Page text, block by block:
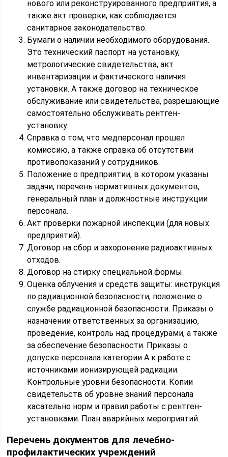
нового или реконструированного предприятия, а
также акт проверки, как соблюдается
санитарное законодательство.
Бумаги о наличии необходимого оборудования.
Это технический паспорт на установку,
метрологические свидетельства, акт
инвентаризации и фактического наличия
установки. А также договор на техническое
обслуживание или свидетельства, разрешающие
самостоятельно обслуживать рентген-
установку.
Справка о том, что медперсонал прошел
комиссию, а также справка об отсутствии
противопоказаний у сотрудников.
Положение о предприятии, в котором указаны
задачи, перечень нормативных документов,
генеральный план и должностные инструкции
персонала.
Акт проверки пожарной инспекции (для новых
предприятий).
Договор на сбор и захоронение радиоактивных
отходов.
Договор на стирку специальной формы.
Оценка облучения и средств защиты: инструкция
по радиационной безопасности, положение о
службе радиационной безопасности. Приказы о
назначении ответственных за организацию,
проведение, контроль над процедурами, а также
за обеспечение безопасности. Приказы о
допуске персонала категории А к работе с
источниками ионизирующей радиации.
Контрольные уровни безопасности. Копии
свидетельств об уровне знаний персонала
касательно норм и правил работы с рентген-
установками. План аварийных мероприятий.
Перечень документов для лечебно-
профилактических учреждений